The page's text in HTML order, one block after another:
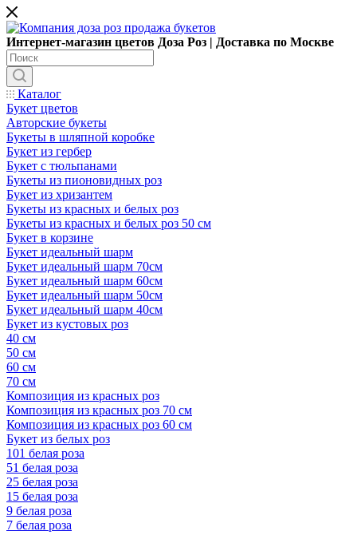
Интернет-магазин цветов Доза Роз | Доставка по Москве
Каталог
Букет цветов
Авторские букеты
Букеты в шляпной коробке
Букет из гербер
Букет с тюльпанами
Букеты из пионовидных роз
Букет из хризантем
Букеты из красных и белых роз
Букеты из красных и белых роз 50 см
Букет в корзине
Букет идеальный шарм
Букет идеальный шарм 70см
Букет идеальный шарм 60см
Букет идеальный шарм 50см
Букет идеальный шарм 40см
Букет из кустовых роз
40 см
50 см
60 см
70 см
Композиция из красных роз
Композиция из красных роз 70 см
Композиция из красных роз 60 см
Букет из белых роз
101 белая роза
51 белая роза
25 белая роза
15 белая роза
9 белая роза
7 белая роза